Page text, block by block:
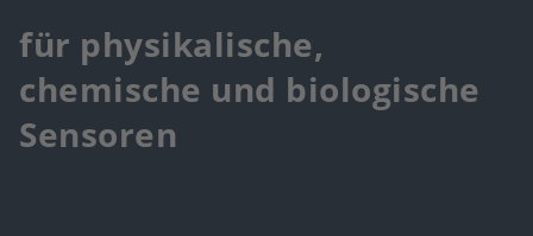
für physikalische,
chemische und biologische
Sensoren